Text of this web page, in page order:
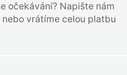
očekávání? Napište nám
vrátíme celou platbu